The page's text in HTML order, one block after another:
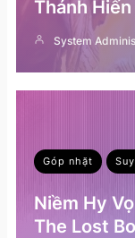
Thánh
System
Góp nhặt
Niềm Hy
The Lost